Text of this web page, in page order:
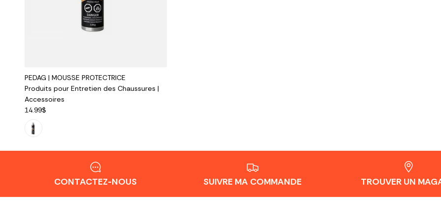
PEDAG | MOUSSE PROTECTRICE
Produits pour Entretien des Chaussures |
Accessoires
14.99$
CONTACTEZ-NOUS SUIVRE MA COMMANDE TROUVER UN